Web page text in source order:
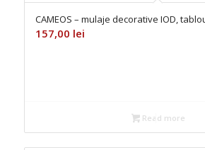
CAMEOS – mulaje decorative IOD,
157,00 lei
Read more